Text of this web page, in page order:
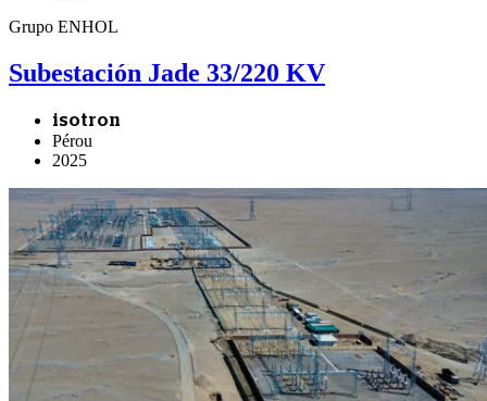
Grupo ENHOL
Subestación Jade 33/220 KV
isotron
Pérou
2025